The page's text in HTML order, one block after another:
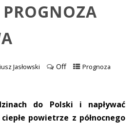
PROGNOZA
Jasłowski Off
Prognoza
do Polski i napływać
powietrze z północnego